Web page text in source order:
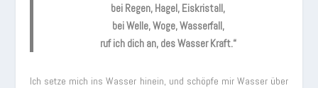
bei Regen, Hagel, Eiskristall,
bei Welle, Woge, Wasserfall,
ruf ich dich an, des Wasser Kraft.“
Ich setze mich ins Wasser hinein, und schöpfe mir Wasser über